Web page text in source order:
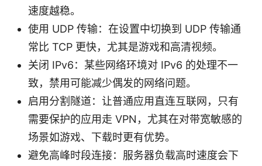
速度越稳。
使用 UDP 传输：在设置中切换到 UDP 传输通
常比 TCP 更快，尤其是游戏和高清视频。
关闭 IPv6：某些网络环境对 IPv6 的处理不一
致，禁用可能减少偶发的网络问题。
启用分割隧道：让普通应用直连互联网，只有
需要保护的应用走 VPN，尤其在对带宽敏感的
场景如游戏、下载时更有优势。
避免高峰时段连接：服务器负载高时速度会下